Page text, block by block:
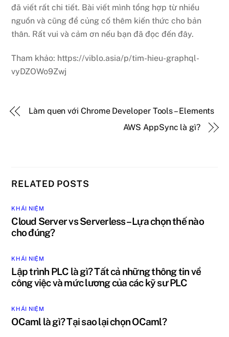
đã viết rất chi tiết. Bài viết mình tổng hợp từ nhiều
nguồn và cũng để củng cố thêm kiến thức cho bản
thân. Rất vui và cảm ơn nếu bạn đã đọc đến đây.
Tham khảo: https://viblo.asia/p/tim-hieu-graphql-
vyDZOWo9Zwj
Làm quen với Chrome Developer Tools – Elements
AWS AppSync là gì?
RELATED POSTS
KHÁI NIỆM
Cloud Server vs Serverless – Lựa chọn thế nào
cho đúng?
KHÁI NIỆM
Lập trình PLC là gì? Tất cả những thông tin về
công việc và mức lương của các kỹ sư PLC
KHÁI NIỆM
OCaml là gì? Tại sao lại chọn OCaml?